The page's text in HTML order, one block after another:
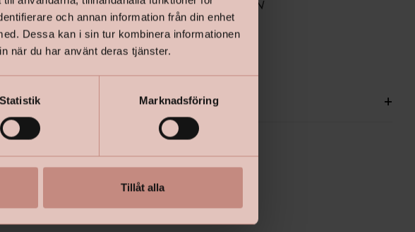
och annan information från din enhet
Dessa kan i sin tur kombinera informationen
när du har använt deras tjänster.
Statistik Marknadsföring
Tillåt alla
Närmaste NCS för alternativ vit är S0300-N
+ +